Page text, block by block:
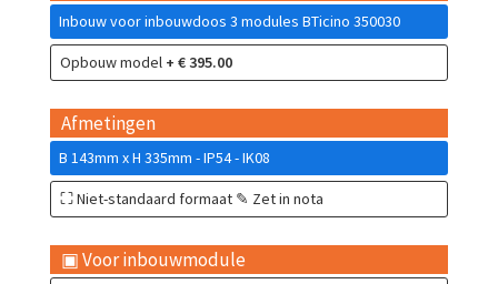
Inbouw voor inbouwdoos 3 modules BTicino 350030
Opbouw model + € 395.00
Afmetingen
B 143mm x H 335mm - IP54 - IK08
⛶ Niet-standaard formaat ✎ Zet in nota
▣ Voor inbouwmodule